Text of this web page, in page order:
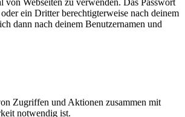
ein Dritter berechtigterweise nach deinem
dann nach deinem Benutzernamen und
Zugriffen und Aktionen zusammen mit
notwendig ist.